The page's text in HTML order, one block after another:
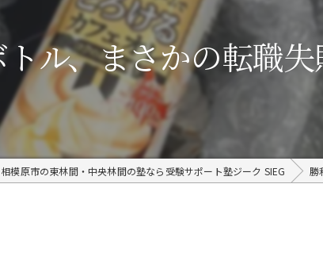
ル、まさかの転職失
相模原市の東林間・中央林間の塾なら受験サポート塾ジーク SIEG 勝